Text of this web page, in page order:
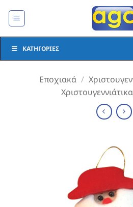
στο
ΚΑΤΗΓΟΡΊΕΣ
Εποχιακά /